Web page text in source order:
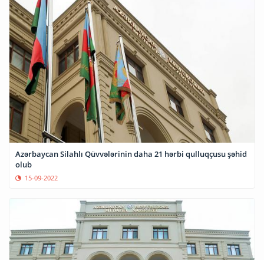
Azərbaycan Silahlı Qüvvələrinin daha 21 hərbi qulluqçusu şəhid
olub
15-09-2022